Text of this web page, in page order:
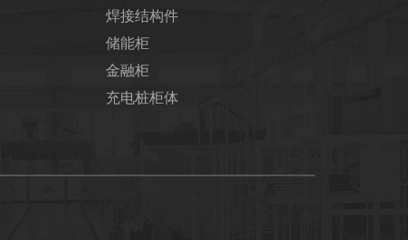
焊接结构件
储能柜
金融柜
充电桩柜体